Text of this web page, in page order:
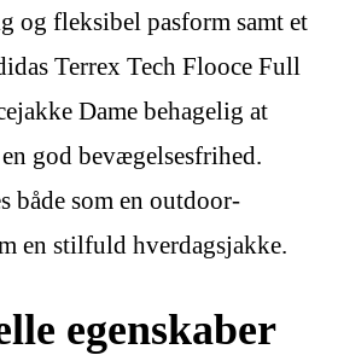
og fleksibel pasform samt et
Terrex Tech Flooce Full
Dame behagelig at
god bevægelsesfrihed.
både som en outdoor-
en stilfuld hverdagsjakke.
egenskaber